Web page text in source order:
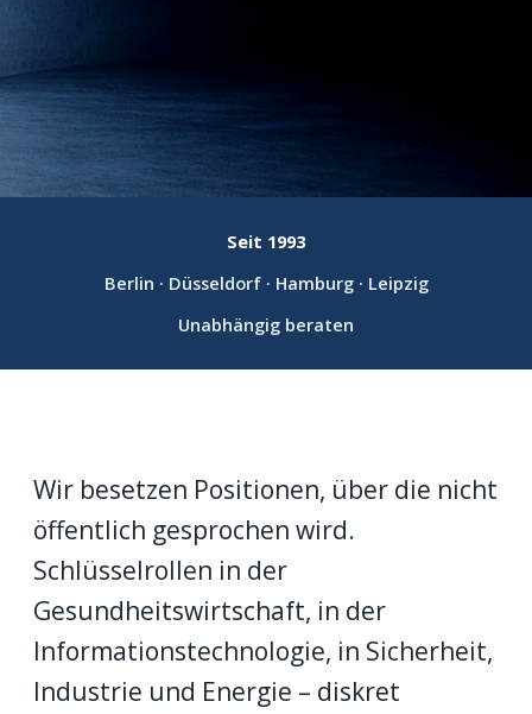
Seit 1993
Berlin · Düsseldorf · Hamburg · Leipzig
Unabhängig beraten
Wir besetzen Positionen, über die nicht
öffentlich gesprochen wird.
Schlüsselrollen in der
Gesundheitswirtschaft, in der
Informationstechnologie, in Sicherheit,
Industrie und Energie – diskret